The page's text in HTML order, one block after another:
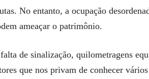
No entanto, a ocupação
ameaçar o patrimônio.
de sinalização, quilometragens
que nos privam de conhecer